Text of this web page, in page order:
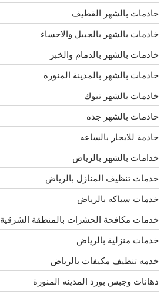
خادمات بالشهر القطيف
خادمات بالشهر بالجبيل والاحساء
خادمات بالشهر بالدمام والخبر
خادمات بالشهر بالمدينة المنورة
خادمات بالشهر تبوك
خادمات بالشهر جده
خادمة للايجار بالساعه
خدامات بالشهر بالرياض
خدمات تنظيف المنازل بالرياض
خدمات سباكه بالرياض
خدمات مكافحة الحشرات بالمنطقة الشرقية
خدمات منزلية بالرياض
خدمه تنظيف مكيفات بالرياض
دهانات وجبس بورد المدينه المنورة